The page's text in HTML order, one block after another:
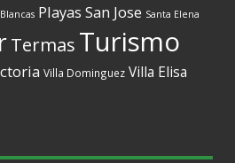
Playas San Jose Santa Elena
Termas Turismo
Villa Dominguez Villa Elisa